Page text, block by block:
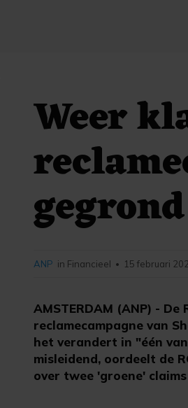
Weer
AMSTERDAM (ANP) -
reclamecampagne van
het verandert in "één
misleidend, oordeelt de
over twee 'groene'
ANP in Financieel • 15 februari